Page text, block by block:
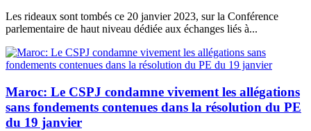
Les rideaux sont tombés ce 20 janvier 2023, sur la Conférence
parlementaire de haut niveau dédiée aux échanges liés à...
Maroc: Le CSPJ condamne vivement les allégations
sans fondements contenues dans la résolution du PE
du 19 janvier